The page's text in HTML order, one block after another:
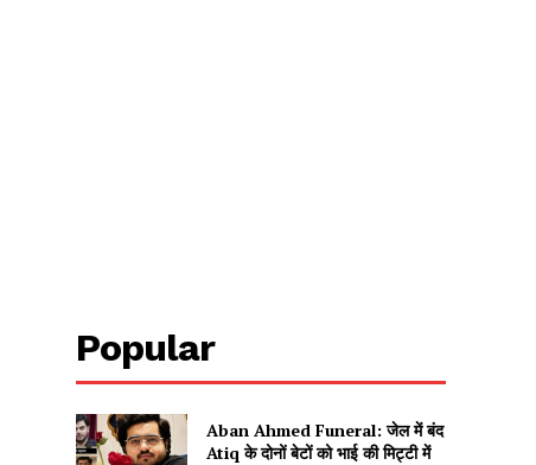
Popular
Aban Ahmed Funeral: जेल में बंद
Atiq के दोनों बेटों को भाई की मिट्टी में